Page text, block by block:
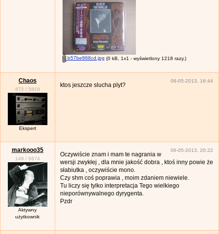
b57be868cd.jpg (0 kB, 1x1 - wyświetlony 1218 razy.)
Chaos
872 / 5818
Ekspert
06-05-2013, 16:44
ktos jeszcze slucha plyt?
markooo35
149 / 6674
Aktywny
użytkownik
06-05-2013, 20:22
Oczywiście znam i mam te nagrania w
wersji zwykłej , dla mnie jakość dobra , ktoś inny powie że
słabiutka , oczywiście mono.
Czy shm coś poprawia , moim zdaniem niewiele.
Tu liczy się tylko interpretacja Tego wielkiego
nieporównywalnego dyrygenta.
Pzdr